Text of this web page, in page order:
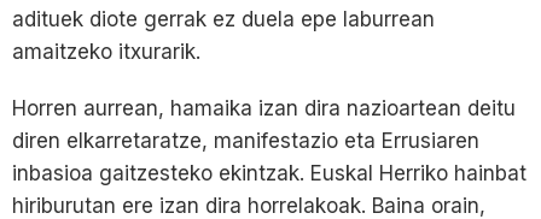
adituek diote gerrak ez duela epe laburrean
amaitzeko itxurarik.
Horren aurrean, hamaika izan dira nazioartean deitu
diren elkarretaratze, manifestazio eta Errusiaren
inbasioa gaitzesteko ekintzak. Euskal Herriko hainbat
hiriburutan ere izan dira horrelakoak. Baina orain,